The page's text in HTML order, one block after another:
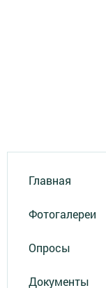
Главная
Фотогалереи
Опросы
Документы